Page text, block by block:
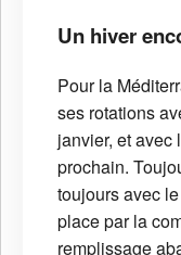
Un hiver
Pour la
ses rotations
janvier, et
prochain.
toujours avec
place par la
remplissage